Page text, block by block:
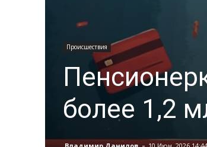
Происшествия
более 1,2